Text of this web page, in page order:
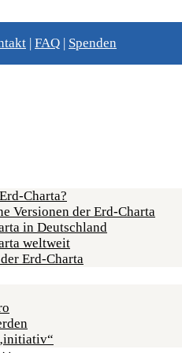
| FAQ | Spenden
Charta?
Versionen der Erd-Charta
in Deutschland
weltweit
Erd-Charta